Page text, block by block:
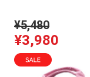
¥5,480
¥3,980